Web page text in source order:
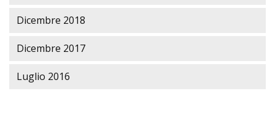
Dicembre 2018
Dicembre 2017
Luglio 2016